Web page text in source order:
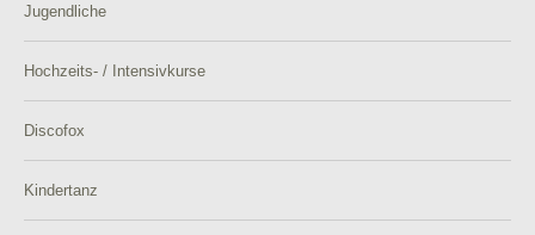
Jugendliche
Hochzeits- / Intensivkurse
Discofox
Kindertanz